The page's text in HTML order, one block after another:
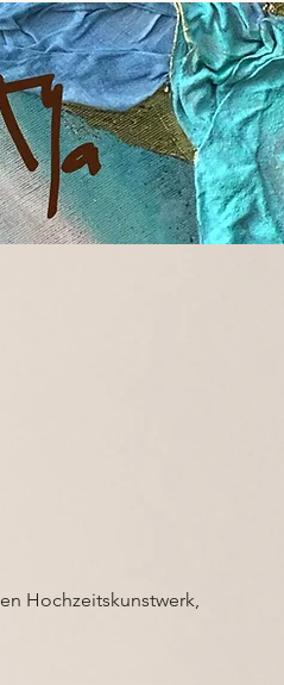
Hochzeitskunstwerk,